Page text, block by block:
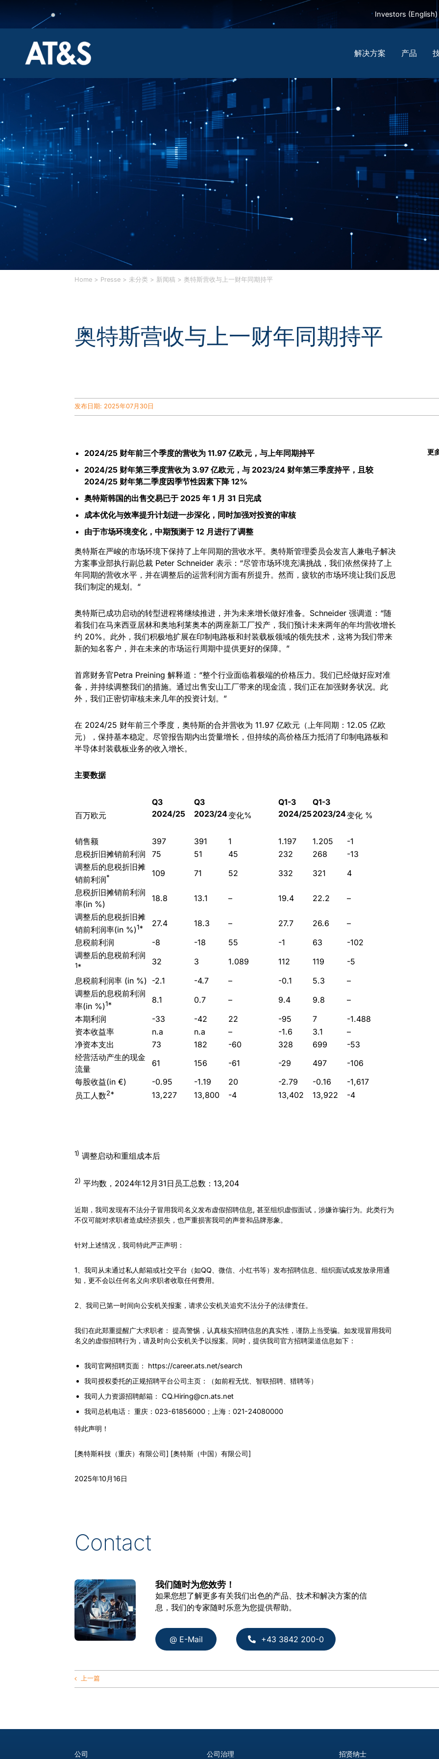
内
Investors (English)
解决方案 产品
Home Presse 未分类 新闻稿 奥特斯营收与上一财年同期持平
奥特斯营收与上一财年同期持平
发布日期: 2025年07月30日
2024/25 财年前三个季度的营收为 11.97 亿欧元 ， 与上年同期持平
2024/25 财年第三季度营收为 3.97 亿欧元 ， 与 2023/24 财年第三季度持平 ， 且较
2024/25 财年第二季度因季节性因素下降12%
奥特斯韩国的出售交易已于 2025 年 1 月 31 日完成
成本优化与效率提升计划进一步深化， 同时加强对投资的审核
由于市场环境变化， 中期预测于 12 月进行了调整
奥特斯在严峻的市场环境下保持了上年同期的营收水平。奥特斯管理委员会发言人兼电子解决
方案事业部执行副总裁 Peter Schneider 表示：“尽管市场环境充满挑战，我们依然保持了上
年同期的营收水平，并在调整后的运营利润方面有所提升。然而，疲软的市场环境让我们反思
我们制定的规划。“
奥特斯已成功启动的转型进程将继续推进，并为未来增长做好准备。Schneider 强调道：“随
着我们在马来西亚居林和奥地利莱奥本的两座新工厂投产，我们预计未来两年的年均营收增长
约 20%。此外，我们积极地扩展在印制电路板和封装载板领域的领先技术，这将为我们带来
新的知名客户，并在未来的市场运行周期中提供更好的保障。”
首席财务官Petra Preining 解释道：“整个行业面临着极端的价格压力。我们已经做好应对准
备，并持续调整我们的措施。通过出售安山工厂带来的现金流，我们正在加强财务状况。此
外，我们正密切审核未来几年的投资计划。”
在 2024/25 财年前三个季度，奥特斯的合并营收为 11.97 亿欧元（上年同期：12.05 亿欧
元），保持基本稳定。尽管报告期内出货量增长，但持续的高价格压力抵消了印制电路板和
半导体封装载板业务的收入增长。
主要数据
百万欧元
Q3
2024/25
Q3
2023/24变化%
Q1-3
2024/25
Q1-3
2023/24变化 %
销售额 397 391 1 1.197 1.205
-1
息税折旧摊销前利润
75 51 45 232 268
-13
调整后的息税折旧摊
销前利润* 109 71 52 332 321
4
息税折旧摊销前利润
率(in %)
18.8 13.1 – 19.4 22.2
–
调整后的息税折旧摊
销前利润率(in %)1* 27.4 18.3 – 27.7 26.6
–
息税前利润
-8 -18 55 -1 63
-102
调整后的息税前利润
1* 32 3 1.089 112 119
-5
息税前利润率 (in %) -2.1 -4.7 – -0.1 5.3
–
调整后的息税前利润
率(in %)1* 8.1 0.7 – 9.4 9.8
–
本期利润
-33 -42 22 -95 7
-1.488
资本收益率
n.a n.a – -1.6 3.1
–
净资本支出
73 182 -60 328 699
-53
经营活动产生的现金
流量
61 156 -61 -29 497
-106
每股收益(in €)
-0.95 -1.19 20 -2.79 -0.16
-1,617
员工人数2* 13,227 13,800 -4 13,402 13,922 -4
1) 调整启动和重组成本后
2) 平均数，2024年12月31日员工总数：13,204
近期，我司发现有不法分子冒用我司名义发布虚假招聘信息, 甚至组织虚假面试，涉嫌诈骗行为。此类行为
不仅可能对求职者造成经济损失，也严重损害我司的声誉和品牌形象。
针对上述情况，我司特此严正声明：
1、我司从未通过私人邮箱或社交平台（如QQ、微信、小红书等）发布招聘信息、组织面试或发放录用通
知，更不会以任何名义向求职者收取任何费用。
2、我司已第一时间向公安机关报案，请求公安机关追究不法分子的法律责任。
我们在此郑重提醒广大求职者： 提高警惕，认真核实招聘信息的真实性，谨防上当受骗。如发现冒用我司
名义的虚假招聘行为，请及时向公安机关予以报案。同时，提供我司官方招聘渠道信息如下：
我司官网招聘页面： https://career.ats.net/search
我司授权委托的正规招聘平台公司主页：（如前程无忧、智联招聘、猎聘等）
我司人力资源招聘邮箱： CQ.Hiring@cn.ats.net
我司总机电话： 重庆：023-61856000；上海：021-24080000
特此声明！
[奥特斯科技（重庆）有限公司] [奥特斯（中国）有限公司]
2025年10月16日
Contact
我们随时为您效劳！
如果您想了解更多有关我们出色的产品、技术和解决方案的信
息，我们的专家随时乐意为您提供帮助。
@ E-Mail +43 3842 200-0
更
上一篇
公司 公司治理 招贤纳士